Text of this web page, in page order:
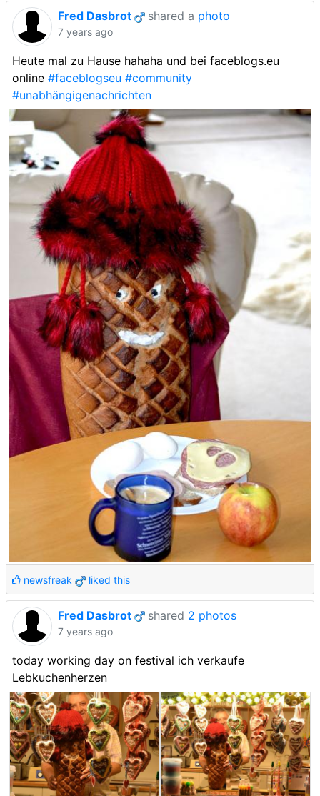
Fred Dasbrot shared a photo
7 years ago
Heute mal zu Hause hahaha und bei faceblogs.eu
online #faceblogseu #community
#unabhängigenachrichten
newsfreak liked this
Fred Dasbrot shared 2 photos
7 years ago
today working day on festival ich verkaufe
Lebkuchenherzen